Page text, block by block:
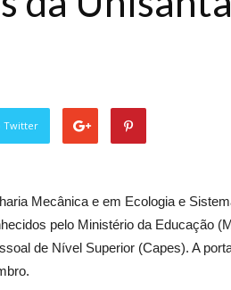
Twitter
Mecânica e em Ecologia e
pelo Ministério da Educação
de Nível Superior (Capes). A